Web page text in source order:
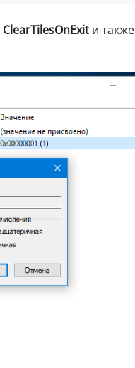
ClearTilesOnExit и также